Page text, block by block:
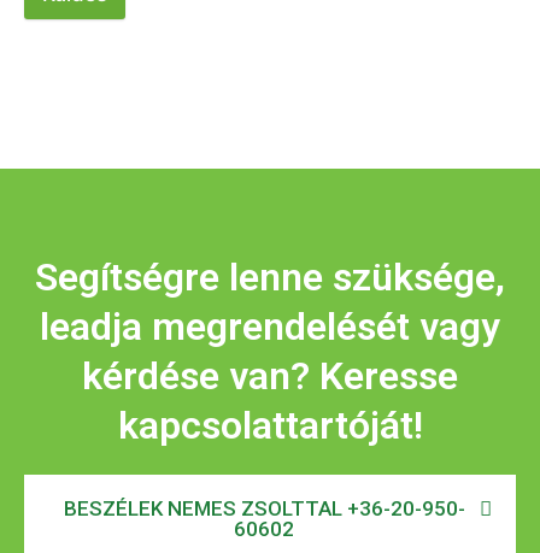
Segítségre lenne szüksége,
leadja megrendelését vagy
kérdése van? Keresse
kapcsolattartóját!
BESZÉLEK NEMES ZSOLTTAL +36-20-950-
60602